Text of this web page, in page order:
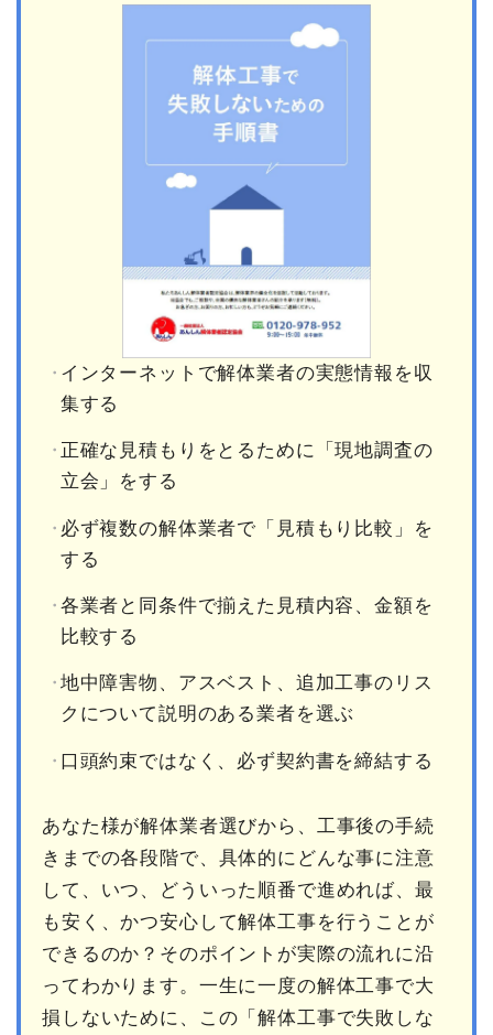
インターネットで解体業者の実態情報を収
集する
正確な見積もりをとるために「現地調査の
立会」をする
必ず複数の解体業者で「見積もり比較」を
する
各業者と同条件で揃えた見積内容、金額を
比較する
地中障害物、アスベスト、追加工事のリス
クについて説明のある業者を選ぶ
口頭約束ではなく、必ず契約書を締結する
あなた様が解体業者選びから、工事後の手続
きまでの各段階で、具体的にどんな事に注意
して、いつ、どういった順番で進めれば、最
も安く、かつ安心して解体工事を行うことが
できるのか？そのポイントが実際の流れに沿
ってわかります。一生に一度の解体工事で大
損しないために、この「解体工事で失敗しな